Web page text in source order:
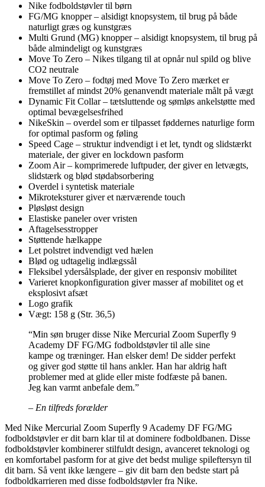
Nike fodboldstøvler til børn
FG/MG knopper – alsidigt knopsystem, til brug på både
naturligt græs og kunstgræs
Multi Grund (MG) knopper – alsidigt knopsystem, til brug på
både almindeligt og kunstgræs
Move To Zero – Nikes tilgang til at opnår nul spild og blive
CO2 neutrale
Move To Zero – fodtøj med Move To Zero mærket er
fremstillet af mindst 20% genanvendt materiale målt på vægt
Dynamic Fit Collar – tætsluttende og sømløs ankelstøtte med
optimal bevægelsesfrihed
NikeSkin – overdel som er tilpasset føddernes naturlige form
for optimal pasform og føling
Speed Cage – struktur indvendigt i et let, tyndt og slidstærkt
materiale, der giver en lockdown pasform
Zoom Air – komprimerede luftpuder, der giver en letvægts,
slidstærk og blød stødabsorbering
Overdel i syntetisk materiale
Mikroteksturer giver et nærværende touch
Pløsløst design
Elastiske paneler over vristen
Aftagelsesstropper
Støttende hælkappe
Let polstret indvendigt ved hælen
Blød og udtagelig indlægssål
Fleksibel ydersålsplade, der giver en responsiv mobilitet
Varieret knopkonfiguration giver masser af mobilitet og et
eksplosivt afsæt
Logo grafik
Vægt: 158 g (Str. 36,5)
“Min søn bruger disse Nike Mercurial Zoom Superfly 9
Academy DF FG/MG fodboldstøvler til alle sine
kampe og træninger. Han elsker dem! De sidder perfekt
og giver god støtte til hans ankler. Han har aldrig haft
problemer med at glide eller miste fodfæste på banen.
Jeg kan varmt anbefale dem.”
– En tilfreds forælder
Med Nike Mercurial Zoom Superfly 9 Academy DF FG/MG
fodboldstøvler er dit barn klar til at dominere fodboldbanen. Disse
fodboldstøvler kombinerer stilfuldt design, avanceret teknologi og
en komfortabel pasform for at give det bedst mulige spileftersyn til
dit barn. Så vent ikke længere – giv dit barn den bedste start på
fodboldkarrieren med disse fodboldstøvler fra Nike.